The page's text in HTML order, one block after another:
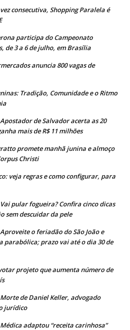
consecutiva, Shopping Paralela é
participa do Campeonato
de 3 a 6 de julho, em Brasília
anuncia 800 vagas de
Tradição, Comunidade e o Ritmo
Apostador de Salvador acerta as 20
mais de R$ 11 milhões
promete manhã junina e almoço
Christi
veja regras e como configurar, para
Vai pular fogueira? Confira cinco dicas
sem descuidar da pele
Aproveite o feriadão do São João e
parabólica; prazo vai até o dia 30 de
projeto que aumenta número de
Morte de Daniel Keller, advogado
jurídico
Médica adaptou “receita carinhosa”